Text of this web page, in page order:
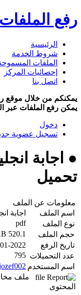
رفع
الرئيسية
شروط الخدمة
الملفات
إحصائيات المركز
اتصل بنا
يمكنكم من خلال موقع
يمكن رفع الملفات عبر
دخول
تسجيل عضوية
تحميل
معلومات عن الملف
اسم الملف
اجابة
نوع الملف
pdf
حجم الملف
520.1 KB
تاريخ الرفع
06-01-2022
عدد التحميلات 795
اسم المستخدم
ملف
المحتوى